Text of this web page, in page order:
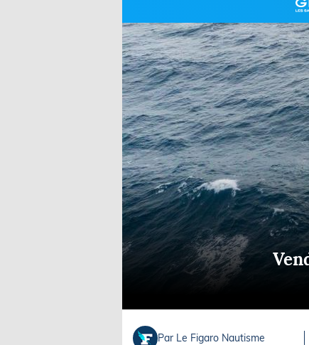
Salons
Economie
Yachting
Par Le Figaro Nautisme